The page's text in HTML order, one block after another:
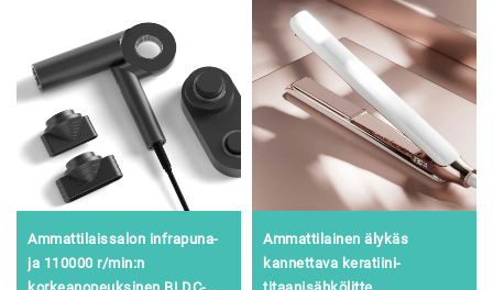
Ammattilaissalon infrapuna-
ja 110000 r/min:n
Ammattilainen älykäs
kannettava keratiini-